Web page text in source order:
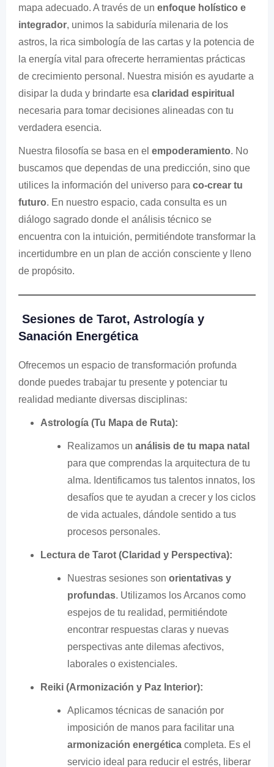
mapa adecuado. A través de un enfoque holístico e
integrador, unimos la sabiduría milenaria de los
astros, la rica simbología de las cartas y la potencia de
la energía vital para ofrecerte herramientas prácticas
de crecimiento personal. Nuestra misión es ayudarte a
disipar la duda y brindarte esa claridad espiritual
necesaria para tomar decisiones alineadas con tu
verdadera esencia.
Nuestra filosofía se basa en el empoderamiento. No
buscamos que dependas de una predicción, sino que
utilices la información del universo para co-crear tu
futuro. En nuestro espacio, cada consulta es un
diálogo sagrado donde el análisis técnico se
encuentra con la intuición, permitiéndote transformar la
incertidumbre en un plan de acción consciente y lleno
de propósito.
Sesiones de Tarot, Astrología y
Sanación Energética
Ofrecemos un espacio de transformación profunda
donde puedes trabajar tu presente y potenciar tu
realidad mediante diversas disciplinas:
Astrología (Tu Mapa de Ruta):
Realizamos un análisis de tu mapa natal
para que comprendas la arquitectura de tu
alma. Identificamos tus talentos innatos, los
desafíos que te ayudan a crecer y los ciclos
de vida actuales, dándole sentido a tus
procesos personales.
Lectura de Tarot (Claridad y Perspectiva):
Nuestras sesiones son orientativas y
profundas. Utilizamos los Arcanos como
espejos de tu realidad, permitiéndote
encontrar respuestas claras y nuevas
perspectivas ante dilemas afectivos,
laborales o existenciales.
Reiki (Armonización y Paz Interior):
Aplicamos técnicas de sanación por
imposición de manos para facilitar una
armonización energética completa. Es el
servicio ideal para reducir el estrés, liberar